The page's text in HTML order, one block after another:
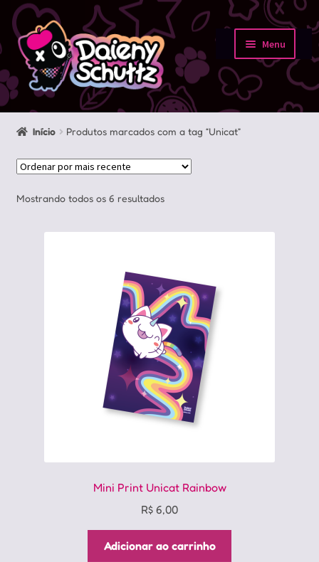
Pular
para
navegação
Pular
para
conteúdo
Menu
Início
Loja
Portfolio
Início Produtos marcados com a tag “Unicat”
Mostrando todos os 6 resultadosClassificado
Mini Print Unicat Rainbow
R$ 6,00
Adicionar ao carrinho